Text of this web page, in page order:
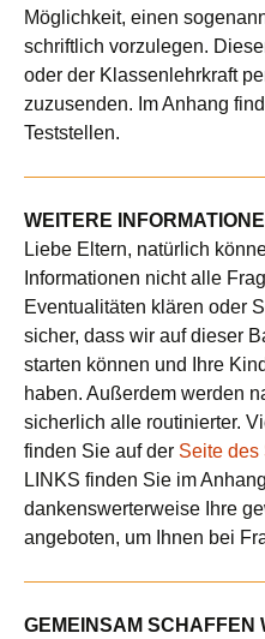
Möglichkeit, einen
schriftlich vorzulegen.
oder der Klassenlehrkraft
zuzusenden. Im Anhang
Teststellen.
WEITERE
Liebe Eltern, natürlich
Informationen nicht alle
Eventualitäten klären oder
sicher, dass wir auf dieser
starten können und Ihre
haben. Außerdem werden
sicherlich alle routinierter.
finden Sie auf der Seite des
LINKS finden Sie im
dankenswerterweise Ihre
angeboten, um Ihnen bei
GEMEINSAM SCHAFFEN